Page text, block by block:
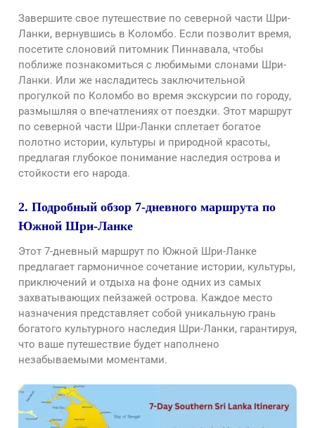
Завершите свое путешествие по северной части Шри-
Ланки, вернувшись в Коломбо. Если позволит время,
посетите слоновий питомник Пиннавала, чтобы
поближе познакомиться с любимыми слонами Шри-
Ланки. Или же насладитесь заключительной
прогулкой по Коломбо во время экскурсии по городу,
размышляя о впечатлениях от поездки. Этот маршрут
по северной части Шри-Ланки сплетает богатое
полотно истории, культуры и природной красоты,
предлагая глубокое понимание наследия острова и
стойкости его народа.
2. Подробный обзор 7-дневного маршрута по
Южной Шри-Ланке
Этот 7-дневный маршрут по Южной Шри-Ланке
предлагает гармоничное сочетание истории, культуры,
приключений и отдыха на фоне одних из самых
захватывающих пейзажей острова. Каждое место
назначения представляет собой уникальную грань
богатого культурного наследия Шри-Ланки, гарантируя,
что ваше путешествие будет наполнено
незабываемыми моментами.